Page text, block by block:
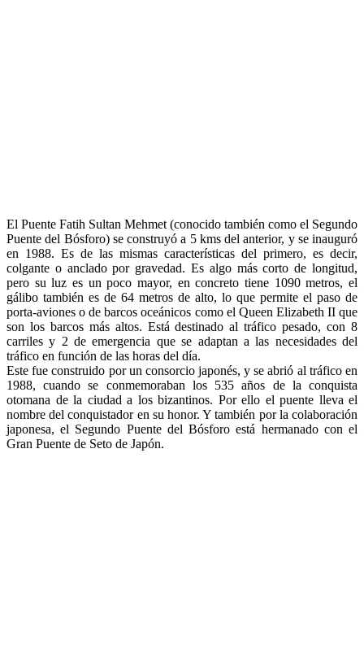
El Puente Fatih Sultan Mehmet (conocido también como el Segundo
Puente del Bósforo) se construyó a 5 kms del anterior, y se inauguró
en 1988. Es de las mismas características del primero, es decir,
colgante o anclado por gravedad. Es algo más corto de longitud,
pero su luz es un poco mayor, en concreto tiene 1090 metros, el
gálibo también es de 64 metros de alto, lo que permite el paso de
porta-aviones o de barcos oceánicos como el Queen Elizabeth II que
son los barcos más altos. Está destinado al tráfico pesado, con 8
carriles y 2 de emergencia que se adaptan a las necesidades del
tráfico en función de las horas del día.
Este fue construido por un consorcio japonés, y se abrió al tráfico en
1988, cuando se conmemoraban los 535 años de la conquista
otomana de la ciudad a los bizantinos. Por ello el puente lleva el
nombre del conquistador en su honor. Y también por la colaboración
japonesa, el Segundo Puente del Bósforo está hermanado con el
Gran Puente de Seto de Japón.